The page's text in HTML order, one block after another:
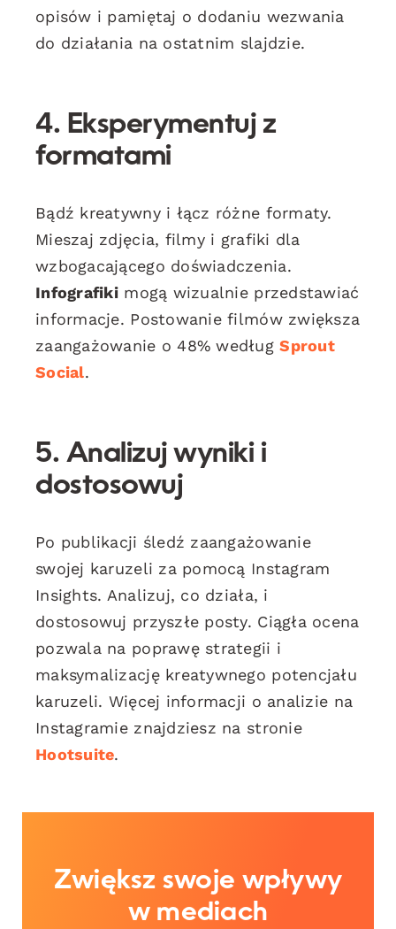
opisów i pamiętaj o dodaniu wezwania
do działania na ostatnim slajdzie.
4. Eksperymentuj z
formatami
Bądź kreatywny i łącz różne formaty.
Mieszaj zdjęcia, filmy i grafiki dla
wzbogacającego doświadczenia.
Infografikimogą wizualnie przedstawiać
informacje. Postowanie filmów zwiększa
zaangażowanie o 48% wedługSprout
Social.
5. Analizuj wyniki i
dostosowuj
Po publikacji śledź zaangażowanie
swojej karuzeli za pomocą Instagram
Insights. Analizuj, co działa, i
dostosowuj przyszłe posty. Ciągła ocena
pozwala na poprawę strategii i
maksymalizację kreatywnego potencjału
karuzeli. Więcej informacji o analizie na
Instagramie znajdziesz na stronie
Hootsuite.
Zwiększ swoje wpływy
w mediach